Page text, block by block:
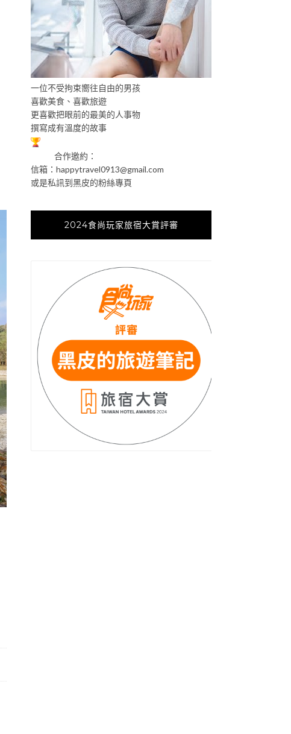
一位不受拘束嚮往自由的男孩
喜歡美食、喜歡旅遊
更喜歡把眼前的最美的人事物
撰寫成有溫度的故事
合作邀約：
信箱： happytravel0913@gmail.com
或是私訊到黑皮的粉絲專頁
2024食尚玩家旅宿大賞評審